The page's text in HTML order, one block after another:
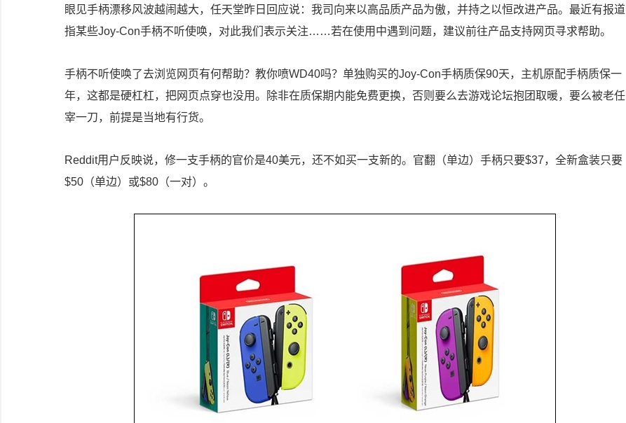
眼见手柄漂移风波越闹越大，任天堂昨日回应说：我司向来以高品质产品为傲，并持之以恒改进产品。最近有报道
指某些Joy-Con手柄不听使唤，对此我们表示关注……若在使用中遇到问题，建议前往产品支持网页寻求帮助。
手柄不听使唤了去浏览网页有何帮助？教你喷WD40吗？单独购买的Joy-Con手柄质保90天，主机原配手柄质保一
年，这都是硬杠杠，把网页点穿也没用。除非在质保期内能免费更换，否则要么去游戏论坛抱团取暖，要么被老任
宰一刀，前提是当地有行货。
Reddit用户反映说，修一支手柄的官价是40美元，还不如买一支新的。官翻（单边）手柄只要$37，全新盒装只要
$50（单边）或$80（一对）。